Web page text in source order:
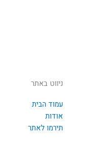
ניווט באתר
עמוד הבית
אודות
תירמו לאתר